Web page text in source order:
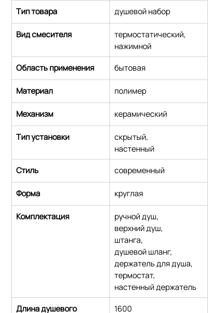
Тип товара душевой набор
Вид смесителя
термостатический,
нажимной
Область применения
бытовая
Материал полимер
Механизм керамический
Тип установки
скрытый,
настенный
Стиль
современный
Форма круглая
Комплектация
ручной душ,
верхний душ,
штанга,
душевой шланг,
держатель для душа,
термостат,
настенный держатель
Длина душевого
1600